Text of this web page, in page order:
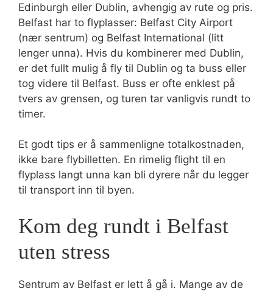
Edinburgh eller Dublin, avhengig av rute og pris.
Belfast har to flyplasser: Belfast City Airport
(nær sentrum) og Belfast International (litt
lenger unna). Hvis du kombinerer med Dublin,
er det fullt mulig å fly til Dublin og ta buss eller
tog videre til Belfast. Buss er ofte enklest på
tvers av grensen, og turen tar vanligvis rundt to
timer.
Et godt tips er å sammenligne totalkostnaden,
ikke bare flybilletten. En rimelig flight til en
flyplass langt unna kan bli dyrere når du legger
til transport inn til byen.
Kom deg rundt i Belfast
uten stress
Sentrum av Belfast er lett å gå i. Mange av de